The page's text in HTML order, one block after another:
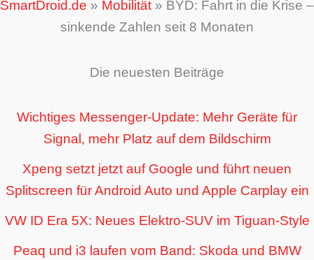
SmartDroid.de » Mobilität» BYD: Fahrt in die Krise –
sinkende Zahlen seit 8 Monaten
Die neuesten Beiträge
Wichtiges Messenger-Update: Mehr Geräte für
Signal, mehr Platz auf dem Bildschirm
Xpeng setzt jetzt auf Google und führt neuen
Splitscreen für Android Auto und Apple Carplay ein
VW ID Era 5X: Neues Elektro-SUV im Tiguan-Style
Peaq und i3 laufen vom Band: Skoda und BMW